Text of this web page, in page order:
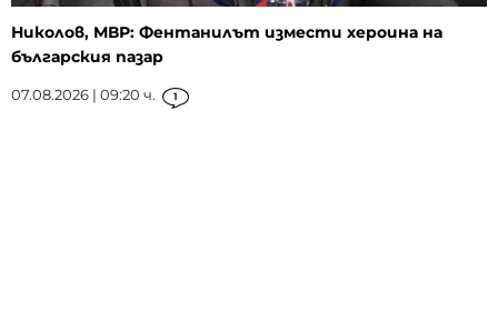
Николов, МВР: Фентанилът измести хероина на
българския пазар
07.08.2026 | 09:20 ч. 1